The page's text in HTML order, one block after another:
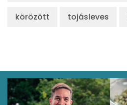
körözött tojásleves